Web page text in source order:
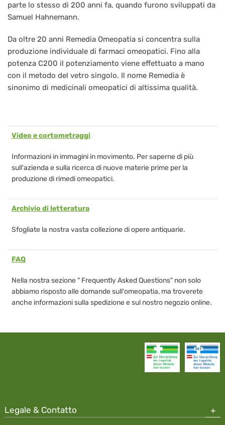
parte lo stesso di 200 anni fa, quando furono sviluppati da
Samuel Hahnemann.
Da oltre 20 anni Remedia Omeopatia si concentra sulla
produzione individuale di farmaci omeopatici. Fino alla
potenza C200 il potenziamento viene effettuato a mano
con il metodo del vetro singolo. Il nome Remedia è
sinonimo di medicinali omeopatici di altissima qualità.
Video e cortometraggi
Informazioni in immagini in movimento. Per saperne di più
sull'azienda e sulla ricerca di nuove materie prime per la
produzione di rimedi omeopatici.
Archivio di letteratura
Sfogliate la nostra vasta collezione di opere antiquarie.
FAQ
Nella nostra sezione " Frequently Asked Questions" non solo
abbiamo risposto alle domande sull'omeopatia, ma troverete
anche informazioni sulla spedizione e sul nostro negozio online.
Legale & Contatto